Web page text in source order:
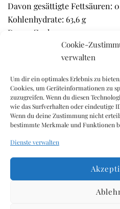
Cookie-
verwalten
Um dir ein optimales Erlebnis zu
Cookies, um Geräteinformationen zu
zuzugreifen. Wenn du diesen
wie das Surfverhalten oder eindeutige
Wenn du deine Zustimmung nicht
bestimmte Merkmale und Funktionen
Dienste verwalten
Davon gesättigte Fettsäuren:
Kohlenhydrate: 63,6 g
Davon Zucker: 50,2 g
Ähnliche